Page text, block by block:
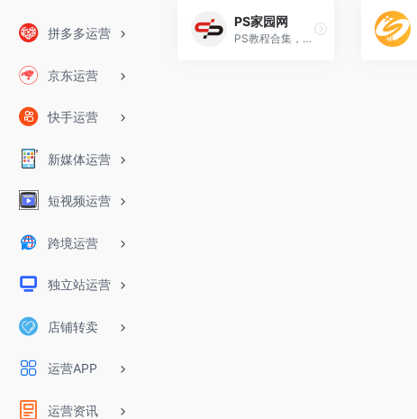
拼多多运营
京东运营
快手运营
新媒体运营
短视频运营
跨境运营
独立站运营
店铺转卖
运营APP
运营资讯
PS家园网
PS教程合集，素材库，设计灵感，摄影，笔刷，滤镜，字体